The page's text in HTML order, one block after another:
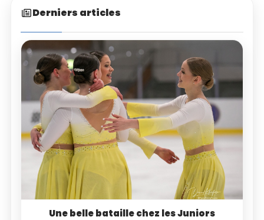
Derniers articles
Une belle bataille chez les Juniors